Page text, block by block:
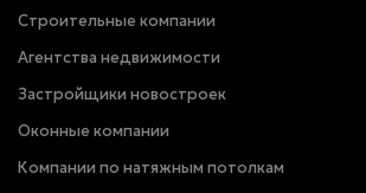
Строительные компании
Агентства недвижимости
Застройщики новостроек
Оконные компании
Компании по натяжным потолкам